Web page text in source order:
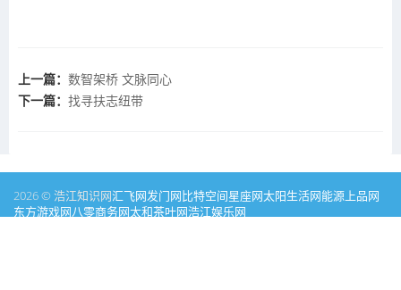
上一篇： 数智架桥 文脉同心
下一篇： 找寻扶志纽带
2026 © 浩江知识网汇飞网发门网比特空间星座网太阳生活网能源 上品网
东方游戏网八零商务网太和茶叶网浩江娱乐网